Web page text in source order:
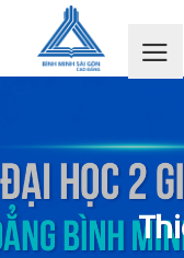
content